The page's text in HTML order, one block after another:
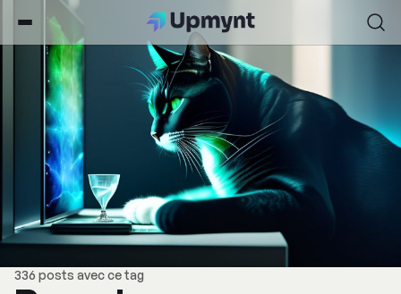
336 posts avec ce tag